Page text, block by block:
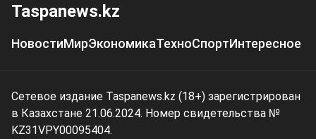
Taspanews.kz
НовостиМирЭкономикаТехноСпортИнтересное
Сетевое издание Taspanews.kz (18+) зарегистрирован
в Казахстане 21.06.2024. Номер свидетельства №
KZ31VPY00095404.